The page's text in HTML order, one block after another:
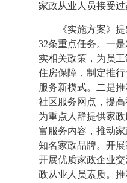
家政从业人员接受过
《实施方案》
32条重点任务。一
实相关政策，为员
住房保障，制定推
服务新模式。二是
社区服务网点，提高
为重点人群提供家
富服务内容，推动
知名家政品牌。开
开展优质家政企业
政从业人员素质。